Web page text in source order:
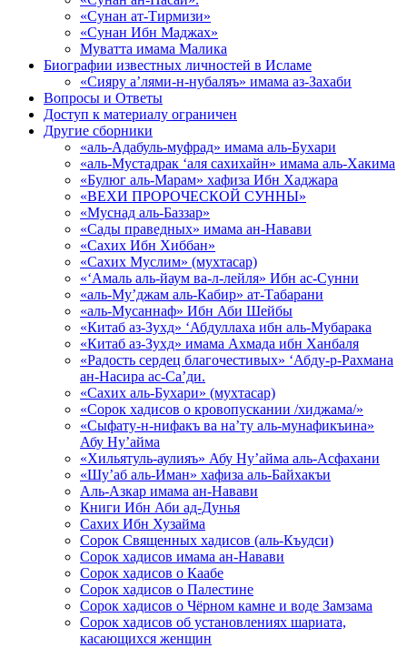
«Сунан ат-Тирмизи»
«Сунан Ибн Маджах»
Муватта имама Малика
Биографии известных личностей в Исламе
«Сияру а’лями-н-нубаляъ» имама аз-Захаби
Вопросы и Ответы
Доступ к материалу ограничен
Другие сборники
«аль-Адабуль-муфрад» имама аль-Бухари
«аль-Мустадрак ‘аля сахихайн» имама аль-Хакима
«Булюг аль-Марам» хафиза Ибн Хаджара
«ВЕХИ ПРОРОЧЕСКОЙ СУННЫ»
«Муснад аль-Баззар»
«Сады праведных» имама ан-Навави
«Сахих Ибн Хиббан»
«Сахих Муслим» (мухтасар)
«‘Амаль аль-йаум ва-л-лейля» Ибн ас-Сунни
«аль-Му’джам аль-Кабир» ат-Табарани
«аль-Мусаннаф» Ибн Аби Шейбы
«Китаб аз-Зухд» ‘Абдуллаха ибн аль-Мубарака
«Китаб аз-Зухд» имама Ахмада ибн Ханбаля
«Радость сердец благочестивых» ‘Абду-р-Рахмана
ан-Насира ас-Са’ди.
«Сахих аль-Бухари» (мухтасар)
«Сорок хадисов о кровопускании /хиджама/»
«Сыфату-н-нифакъ ва на’ту аль-мунафикъина»
Абу Ну’айма
«Хильятуль-аулияъ» Абу Ну’айма аль-Асфахани
«Шу’аб аль-Иман» хафиза аль-Байхакъи
Аль-Азкар имама ан-Навави
Книги Ибн Аби ад-Дунья
Сахих Ибн Хузайма
Сорок Священных хадисов (аль-Къудси)
Сорок хадисов имама ан-Навави
Сорок хадисов о Каабе
Сорок хадисов о Палестине
Сорок хадисов о Чёрном камне и воде Замзама
Сорок хадисов об установлениях шариата,
касающихся женщин